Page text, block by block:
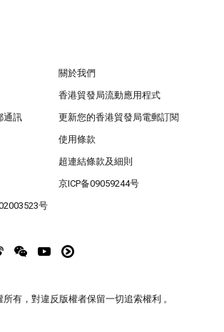
關於我們
香港貿發局流動應用程式
通訊 更新您的香港貿發局電郵訂閱
使用條款
超連結條款及細則
京ICP备09059244号
号
有，對違反版權者保留一切追索權利 。